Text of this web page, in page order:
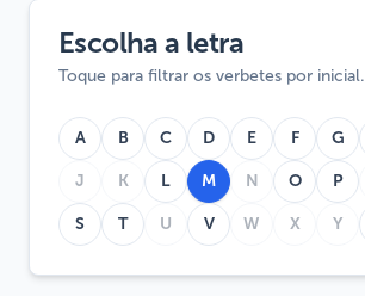
Escolha a letra
Toque para filtrar os verbetes por inicial.
A B C D E F G
J K L M N O P
S T U V W X Y